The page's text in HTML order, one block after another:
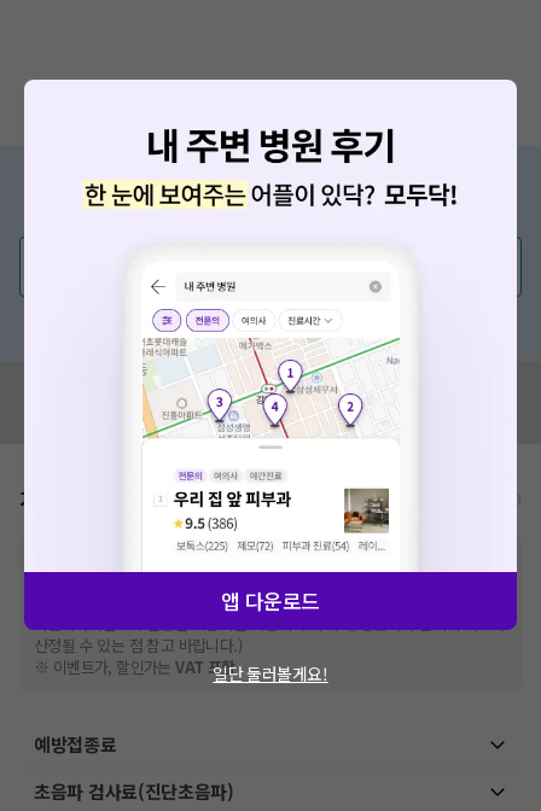
증상/치료, 궁금한 점이 있나요?
혹은, 의료상담 서비스에 다양한 게시글 보러가기
혹시 잘못된 병원정보가 있나요?
모두닥 팀에 알려주세요!
가격표 비급여/급여 진료란?
추가비용 등으로 실제 가격과 상이할 수 있으니, 정확
한 가격은 해당 의료기관에 직접 문의해주세요.
건강보험심사평가원에 고지되어 있는 급여 진료 기준 가
산정될 수 있는 점 참고 바랍니다.)
※ 이벤트가, 할인가는VAT 포함
예방접종료
초음파 검사료(진단초음파)
앱 다운로드
일단 둘러볼게요!